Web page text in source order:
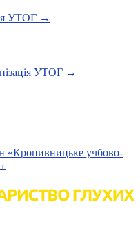
УТОГ →
УТОГ →
«Кропивницьке учбово-